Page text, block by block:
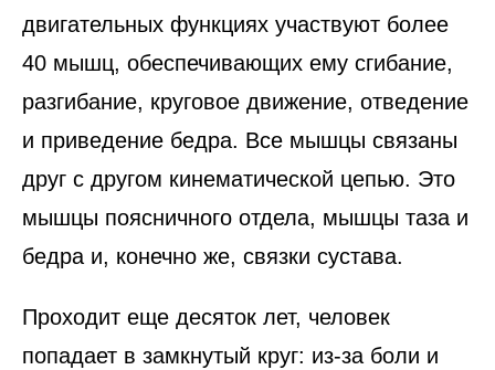
двигательных функциях участвуют более
40 мышц, обеспечивающих ему сгибание,
разгибание, круговое движение, отведение
и приведение бедра. Все мышцы связаны
друг с другом кинематической цепью. Это
мышцы поясничного отдела, мышцы таза и
бедра и, конечно же, связки сустава.
Проходит еще десяток лет, человек
попадает в замкнутый круг: из-за боли и